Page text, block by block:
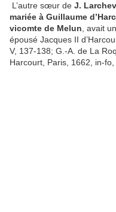
L’autre sœur de J.
mariée à Guillaume
vicomte de Melun , avait
épousé Jacques II
V, 137-138; G.-A. de La
Harcourt, Paris, 1662, in-fo,